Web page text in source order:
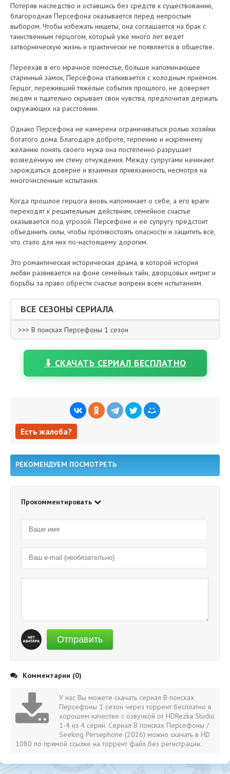
Потеряв наследство и оставшись без средств к существованию,
благородная Персефона оказывается перед непростым
выбором. Чтобы избежать нищеты, она соглашается на брак с
таинственным герцогом, который уже много лет ведёт
затворническую жизнь и практически не появляется в обществе.
Переехав в его мрачное поместье, больше напоминающее
старинный замок, Персефона сталкивается с холодным приёмом.
Герцог, переживший тяжёлые события прошлого, не доверяет
людям и тщательно скрывает свои чувства, предпочитая держать
окружающих на расстоянии.
Однако Персефона не намерена ограничиваться ролью хозяйки
богатого дома. Благодаря доброте, терпению и искреннему
желанию понять своего мужа она постепенно разрушает
возведённую им стену отчуждения. Между супругами начинают
зарождаться доверие и взаимная привязанность, несмотря на
многочисленные испытания.
Когда прошлое герцога вновь напоминает о себе, а его враги
переходят к решительным действиям, семейное счастье
оказывается под угрозой. Персефоне и её супругу предстоит
объединить силы, чтобы противостоять опасности и защитить всё,
что стало для них по-настоящему дорогим.
Это романтическая историческая драма, в которой история
любви развивается на фоне семейных тайн, дворцовых интриг и
борьбы за право обрести счастье вопреки всем испытаниям.
ВСЕ СЕЗОНЫ СЕРИАЛА
>>> В поисках Персефоны 1 сезон
⬇ СКАЧАТЬ СЕРИАЛ БЕСПЛАТНО
Есть жалоба?
РЕКОМЕНДУЕМ ПОСМОТРЕТЬ
Прокомментировать
Отправить
Комментарии (0)
У нас Вы можете скачать сериал В поисках
Персефоны 1 сезон через торрент бесплатно в
хорошем качестве с озвучкой от HDRezka Studio
1-4 из 4 серии. Сериал В поисках Персефоны /
Seeking Persephone (2026) можно скачать в HD
1080 по прямой ссылке на торрент файл без регистрации.